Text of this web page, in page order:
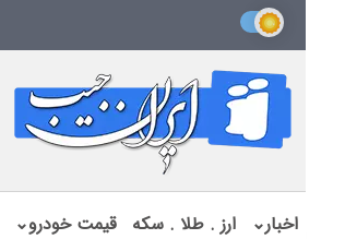
اخبار⌄ ارز . طلا . سکه قیمت خودرو⌄